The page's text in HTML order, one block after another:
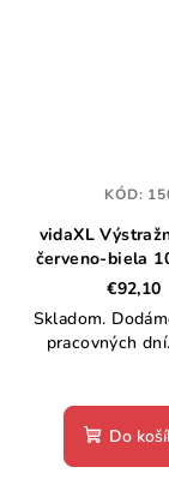
vidaXL
červeno-biela
mm€92,10
Skladom.
pracovných dní.
Do
KÓD: